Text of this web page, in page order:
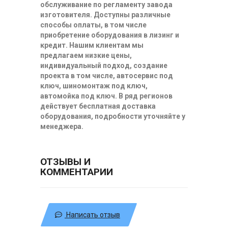
обслуживание по регламенту завода
изготовителя. Доступны различные
способы оплаты, в том числе
приобретение оборудования в лизинг и
кредит. Нашим клиентам мы
предлагаем низкие цены,
индивидуальный подход, создание
проекта в том числе, автосервис под
ключ, шиномонтаж под ключ,
автомойка под ключ. В ряд регионов
действует бесплатная доставка
оборудования, подробности уточняйте у
менеджера.
ОТЗЫВЫ И
КОММЕНТАРИИ
Написать отзыв